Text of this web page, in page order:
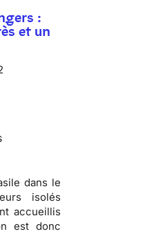
:
et un
dans le
isolés
accueillis
est donc